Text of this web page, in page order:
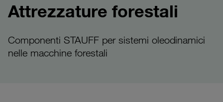
Attrezzature forestali
Componenti STAUFF per sistemi oleodinamici
nelle macchine forestali